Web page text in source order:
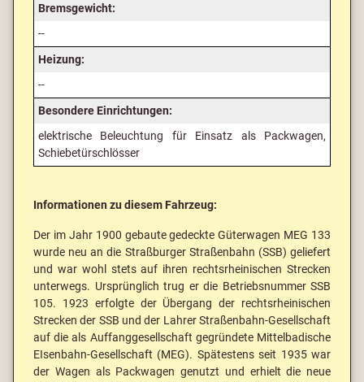
Bremsgewicht:
--
Heizung:
--
Besondere Einrichtungen:
elektrische Beleuchtung für Einsatz als Packwagen,
Schiebetürschlösser
Informationen zu diesem Fahrzeug:
Der im Jahr 1900 gebaute gedeckte Güterwagen MEG 133
wurde neu an die Straßburger Straßenbahn (SSB) geliefert
und war wohl stets auf ihren rechtsrheinischen Strecken
unterwegs. Ursprünglich trug er die Betriebsnummer SSB
105. 1923 erfolgte der Übergang der rechtsrheinischen
Strecken der SSB und der Lahrer Straßenbahn-Gesellschaft
auf die als Auffanggesellschaft gegründete Mittelbadische
EIsenbahn-Gesellschaft (MEG). Spätestens seit 1935 war
der Wagen als Packwagen genutzt und erhielt die neue